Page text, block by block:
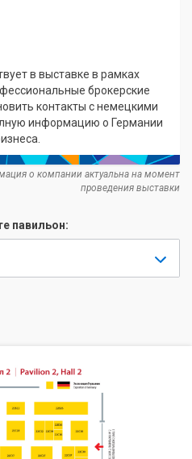
в выставке в рамках
брокерские
контакты с немецкими
информацию о Германии
о компании актуальна на момент
проведения выставки
павильон: